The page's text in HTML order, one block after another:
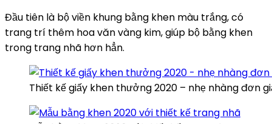
Đầu tiên là bộ viền khung bằng khen màu trắng, có
trang trí thêm hoa văn vàng kim, giúp bộ bằng khen
trong trang nhã hơn hẳn.
Thiết kế giấy khen thưởng 2020 – nhẹ nhàng đơn